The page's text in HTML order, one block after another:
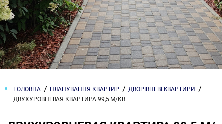
ГОЛОВНА ПЛАНУВАННЯ КВАРТИР
ДВОРІВНЕВІ КВАРТИРИ
ДВУХУРОВНЕВАЯ КВАРТИРА 99,5 М/КВ